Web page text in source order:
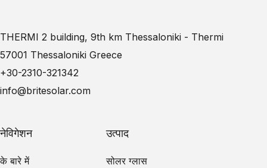
THERMI 2 building, 9th km Thessaloniki - Thermi
57001 Thessaloniki Greece
+30-2310-321342
info@britesolar.com
नेविगेशन
के बारे में
उत्पाद
सोलर ग्लास